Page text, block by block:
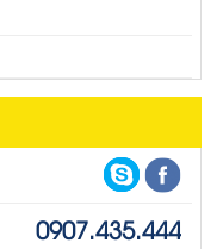
0907.435.444